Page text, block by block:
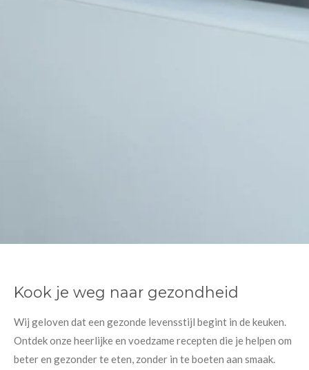
Kook je weg naar gezondheid
Wij geloven dat een gezonde levensstijl begint in de keuken.
Ontdek onze heerlijke en voedzame recepten die je helpen om
beter en gezonder te eten, zonder in te boeten aan smaak.